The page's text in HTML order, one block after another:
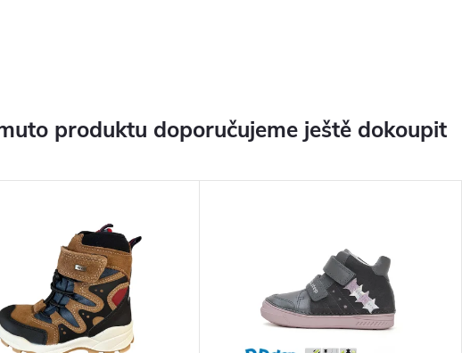
produktu doporučujeme ještě dokoupit